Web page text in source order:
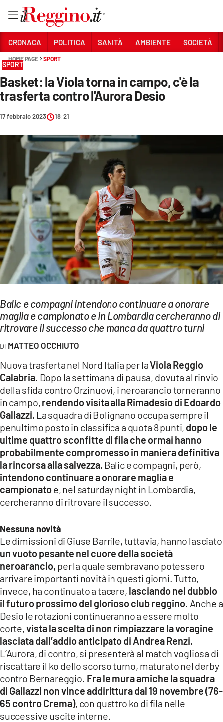
Sezioni
CRONACA
AMBIENTE
SOCIETÀ
CULTURA
ECONOMIA E LAVORO
EVENTI
SPORT
Streaming
LAC TV
LAC NETWORK
LAC ONAIR
LaC
Network
LACPLAY.IT
LACTV.IT
LACONAIR.IT
LACITYMAG.IT
ILREGGINO.IT
COSENZACHANNEL.IT
ILVIBONESE.IT
CATANZAROCHANNEL.IT
LACAPITALENEWS.IT
App
ANDROID
APPLE
CRONACA POLITICA SANITÀ AMBIENTE SOCIETÀ
HOME PAGE SPORT
SPORT
Basket: la Viola torna in campo, c'è la
trasferta contro l'Aurora Desio
17 febbraio 2023 18:21
Balic e compagni intendono continuare a onorare
maglia e campionato e in Lombardia cercheranno di
ritrovare il successo che manca da quattro turni
MATTEO OCCHIUTO
Nuova trasferta nel Nord Italia per laViola Reggio
Calabria . Dopo la settimana di pausa, dovuta al rinvio
della sfida contro Orzinuovi, i neroarancio torneranno
in campo,rendendo visita alla Rimadesio di Edoardo
Gallazzi. La squadra di Bolignano occupa sempre il
penultimo posto in classifica a quota 8 punti, dopo le
ultime quattro sconfitte di fila che ormai hanno
probabilmente compromesso in maniera definitiva
la rincorsa alla salvezza. Balic e compagni, però,
intendono continuare a onorare maglia e
campionatoe, nel saturday night in Lombardia,
cercheranno di ritrovare il successo.
Nessuna novità
Le dimissioni di Giuse Barrile, tuttavia, hanno lasciato
un vuoto pesante nel cuore della società
neroarancio, per la quale sembravano potessero
arrivare importanti novità in questi giorni. Tutto,
invece, ha continuato a tacere, lasciando nel dubbio
il futuro prossimo del glorioso club reggino . Anche a
Desio le rotazioni continueranno a essere molto
corte,vista la scelta di non rimpiazzare la voragine
lasciata dall’addio anticipato di Andrea Renzi.
L’Aurora, di contro, si presenterà al match vogliosa di
riscattare il ko dello scorso turno, maturato nel derby
contro Bernareggio. Fra le mura amiche la squadra
di Gallazzi non vince addirittura dal 19 novembre (76-
65 contro Crema), con quattro ko di fila nelle
successive uscite interne.